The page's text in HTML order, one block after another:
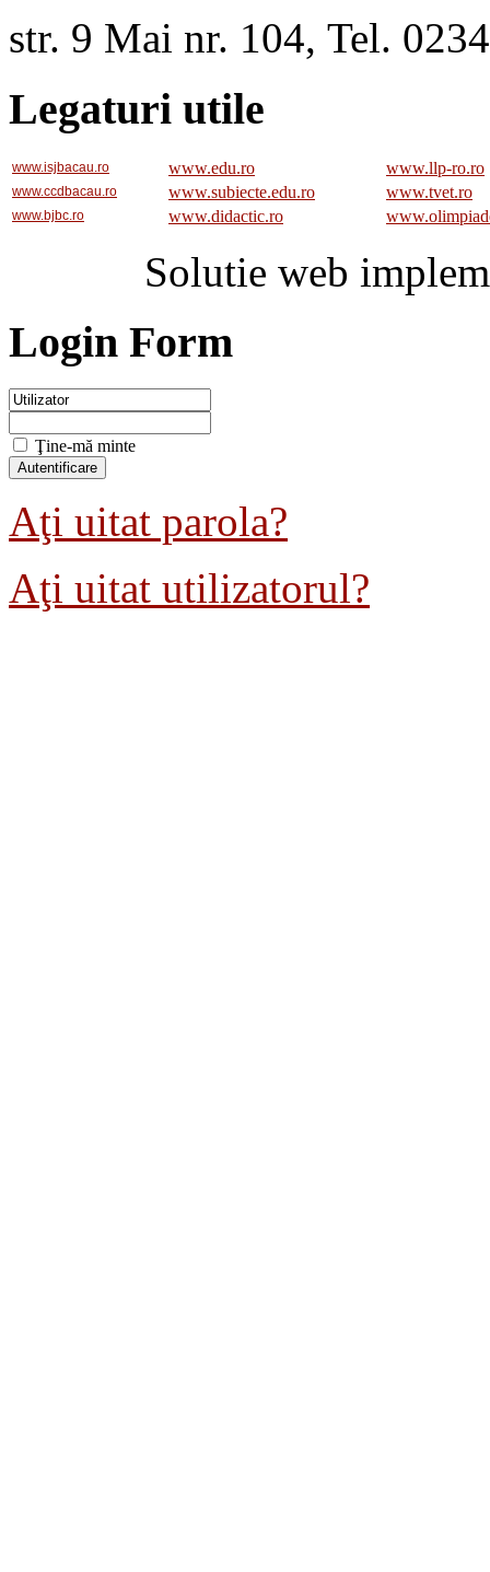
str. 9 Mai nr. 104, Tel.
Legaturi utile
www.isjbacau.ro www.edu.ro www.llp-ro.ro
www.ccdbacau.ro www.subiecte.edu.ro www.tvet.ro
www.bjbc.ro www.didactic.ro
Solutie web
Login Form
Ţine-mă minte
Aţi uitat parola?
Aţi uitat utilizatorul?